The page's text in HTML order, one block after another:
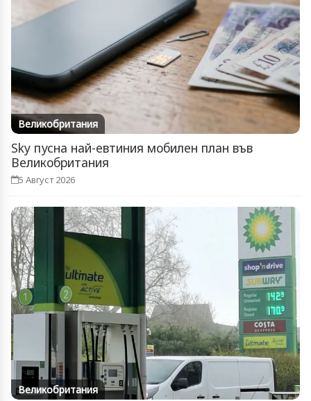
Великобритания
Sky пусна най-евтиния мобилен план във
Великобритания
5 Август 2026
Великобритания